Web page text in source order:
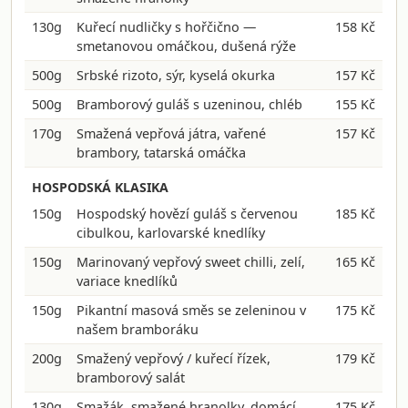
130g
Kuřecí nudličky s hořčično —
smetanovou omáčkou, dušená rýže
158 Kč
500g Srbské rizoto, sýr, kyselá okurka
157 Kč
500g
Bramborový guláš s uzeninou, chléb
155 Kč
170g
Smažená vepřová játra, vařené
brambory, tatarská omáčka
157 Kč
HOSPODSKÁ KLASIKA
150g
Hospodský hovězí guláš s červenou
cibulkou, karlovarské knedlíky
185 Kč
150g
Marinovaný vepřový sweet chilli, zelí,
variace knedlíků
165 Kč
150g
Pikantní masová směs se zeleninou v
našem bramboráku
175 Kč
200g
Smažený vepřový / kuřecí řízek,
bramborový salát
179 Kč